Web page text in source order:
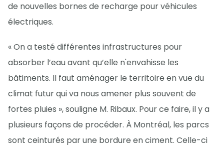
de nouvelles bornes de recharge pour véhicules
électriques.
« On a testé différentes infrastructures pour
absorber l’eau avant qu’elle n'envahisse les
bâtiments. Il faut aménager le territoire en vue du
climat futur qui va nous amener plus souvent de
fortes pluies », souligne M. Ribaux. Pour ce faire, il y a
plusieurs façons de procéder. À Montréal, les parcs
sont ceinturés par une bordure en ciment. Celle-ci